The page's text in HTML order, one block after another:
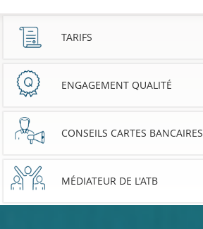
TARIFS
ENGAGEMENT QUALITÉ
CONSEILS CARTES BANCAIRES
MÉDIATEUR DE L'ATB